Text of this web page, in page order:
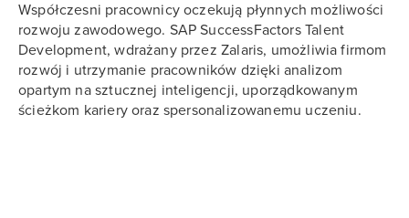
Współczesni pracownicy oczekują płynnych możliwości
rozwoju zawodowego. SAP SuccessFactors Talent
Development, wdrażany przez Zalaris, umożliwia firmom
rozwój i utrzymanie pracowników dzięki analizom
opartym na sztucznej inteligencji, uporządkowanym
ścieżkom kariery oraz spersonalizowanemu uczeniu.